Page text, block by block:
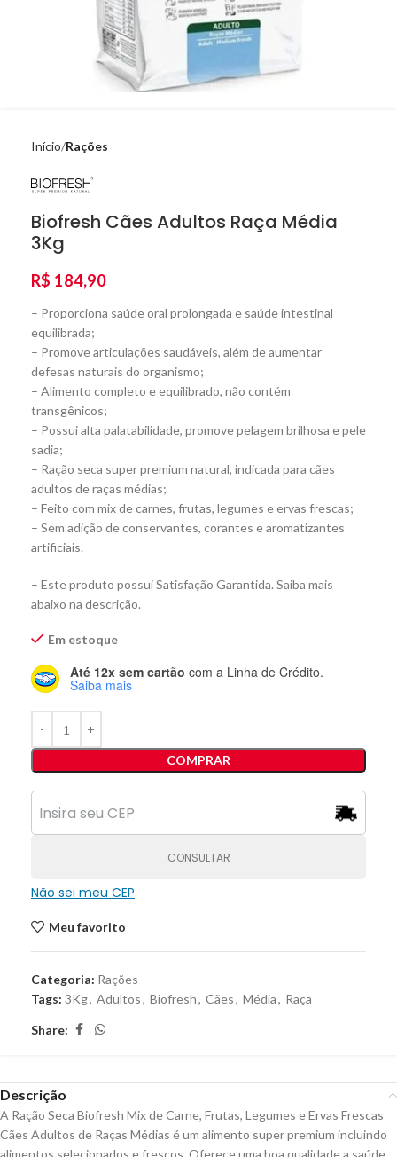
Início Rações
Biofresh Cães Adultos Raça Média
3Kg
R$ 184,90
– Proporciona saúde oral prolongada e saúde intestinal
equilibrada;
– Promove articulações saudáveis, além de aumentar
defesas naturais do organismo;
– Alimento completo e equilibrado, não contém
transgênicos;
– Possui alta palatabilidade, promove pelagem brilhosa e pele
sadia;
– Ração seca super premium natural, indicada para cães
adultos de raças médias;
– Feito com mix de carnes, frutas, legumes e ervas frescas;
– Sem adição de conservantes, corantes e aromatizantes
artificiais.
– Este produto possui Satisfação Garantida. Saiba mais
abaixo na descrição.
Em estoque
Até 12x sem cartão com a Linha de Crédito.
Saiba mais
COMPRAR
CONSULTAR
Não sei meu CEP
Meu favorito
Categoria: Rações
Tags: 3Kg, Adultos, Biofresh, Cães, Média, Raça
Share:
Descrição
A Ração Seca Biofresh Mix de Carne, Frutas, Legumes e Ervas Frescas
Cães Adultos de Raças Médias é um alimento super premium incluindo
alimentos selecionados e frescos. Oferece uma boa qualidade a saúde